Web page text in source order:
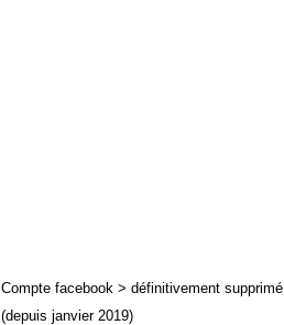
Compte facebook > définitivement supprimé
(depuis janvier 2019)